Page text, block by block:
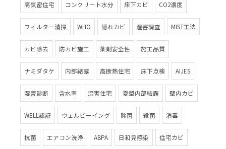
高気密住宅 コンクリート水分 床下カビ CO2濃度
フィルター清掃 WHO 隠れカビ 湿害調査 MIST工法
カビ除去 防カビ施工 薬剤安全性 施工品質
ナミダタケ 内部結露 高断熱住宅 床下点検 AIJES
湿害診断 含水率 湿害住宅 夏型内部結露 壁内カビ
WELL認証 ウェルビーイング 除菌 殺菌 消毒
抗菌 エアコン洗浄 ABPA 日和見感染 住宅カビ